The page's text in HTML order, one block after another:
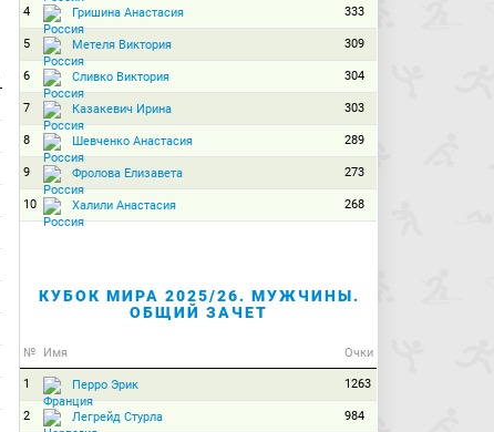
4 Гришина Анастасия 333
5 Метеля Виктория 309
6 Сливко Виктория 304
7 Казакевич Ирина 303
8 Шевченко Анастасия 289
9 Фролова Елизавета 273
10 Халили Анастасия 268
КУБОК МИРА 2025/26. МУЖЧИНЫ.
ОБЩИЙ ЗАЧЕТ
№ Имя Очки
1 Перро Эрик 1263
2 Легрейд Стурла 984